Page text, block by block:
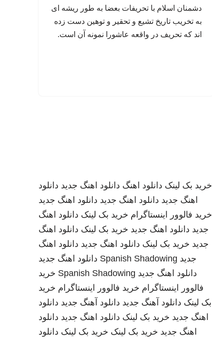
دشمنان اسلام با تحریفات بعضا به طور ریشه ای
به تخریب تاریخ تشیع و تحقیر و توهین دست زده
اند که تحریف در واقعه عاشورا نمونه آن است.
خرید بک لینک دانلود اهنگ دانلود اهنگ جدید دانلود
اهنگ جدید دانلود اهنگ جدید دانلود اهنگ جدید
خرید فالوور اینستاگرام خرید بک لینک دانلود اهنگ
جدید دانلود اهنگ جدید خرید بک لینک دانلود اهنگ
جدید خرید بک لینک دانلود اهنگ جدید دانلود اهنگ
جدید Spanish Shadowing دانلود اهنگ جدید
دانلود اهنگ جدید Spanish Shadowing خرید
فالوور اینستاگرام خرید فالوور اینستاگرام خرید
بک لینک دانلود آهنگ جدید دانلود آهنگ جدید دانلود
اهنگ جدید خرید بک لینک دانلود اهنگ جدید دانلود
اهنگ جدید خرید بک لینک خرید بک لینک دانلود